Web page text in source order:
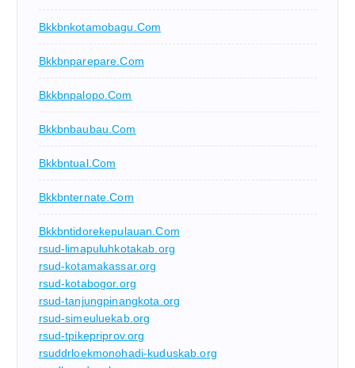
Bkkbnkotamobagu.com
Bkkbnparepare.com
Bkkbnpalopo.com
Bkkbnbaubau.com
Bkkbntual.com
Bkkbnternate.com
Bkkbntidorekepulauan.com
rsud-limapuluhkotakab.org
rsud-kotamakassar.org
rsud-kotabogor.org
rsud-tanjungpinangkota.org
rsud-simeuluekab.org
rsud-tpikepriprov.org
rsuddrloekmonohadi-kuduskab.org